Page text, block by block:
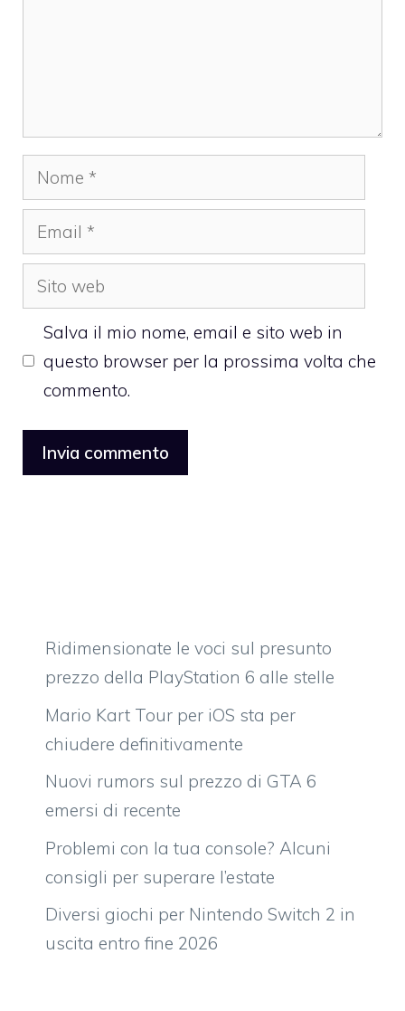
Nome
Email
Sito
web
Salva il mio nome, email e sito web in
questo browser per la prossima volta che
commento.
Ridimensionate le voci sul presunto
prezzo della PlayStation 6 alle stelle
Mario Kart Tour per iOS sta per
chiudere definitivamente
Nuovi rumors sul prezzo di GTA 6
emersi di recente
Problemi con la tua console? Alcuni
consigli per superare l’estate
Diversi giochi per Nintendo Switch 2 in
uscita entro fine 2026